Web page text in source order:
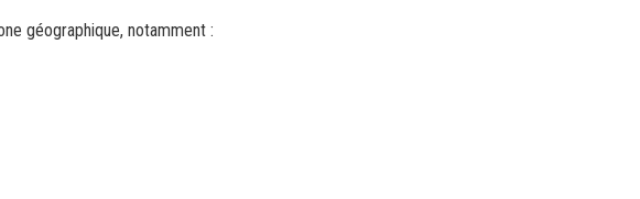
géographique, notamment :